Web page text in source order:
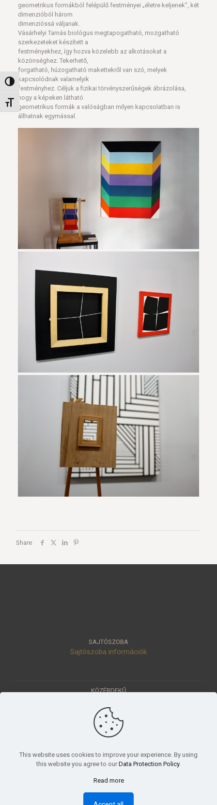
Nagy kontraszt váltása
Betűméret váltása
geometrikus formákból felépülő festményei „életre keljenek”, két
dimenzióból három
dimenzióssá váljanak.
Vásárhelyi Tamás biológus megtapogatható, mozgatható
szerkezeteket készített a
festményekhez, így hozva közelebb az alkotásokat a
közönséghez. Tekerhető,
forgatható, húzogatható makettekről van szó, melyek
kapcsolódnak valamelyik
festményhez. Céljuk a fizikai törvényszerűségek ábrázolása,
hogy a képeken látható
geometrikus formák a valóságban milyen kapcsolatban is
állhatnak egymással.
Share
SAJTÓSZOBA
Sajtószoba információk
KÖZÉRDEKŰ
Értéktár
Pályázatok
Tudományos beszámoló, küldetésnyilatkozat
© 2023 Móra Ferenc Múzeum, Szeged
This website uses cookies to improve your experience. By using
this website you agree to our Data Protection Policy.
Read more